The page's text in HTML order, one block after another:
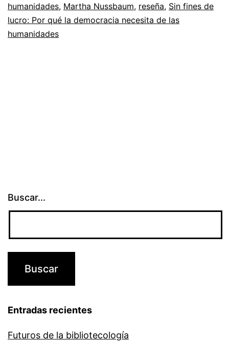
de
lucro
humanidades, Martha Nussbaum, reseña, Sin fines de
lucro: Por qué la democracia necesita de las
humanidades
Buscar...
Entradas recientes
Futuros de la bibliotecología